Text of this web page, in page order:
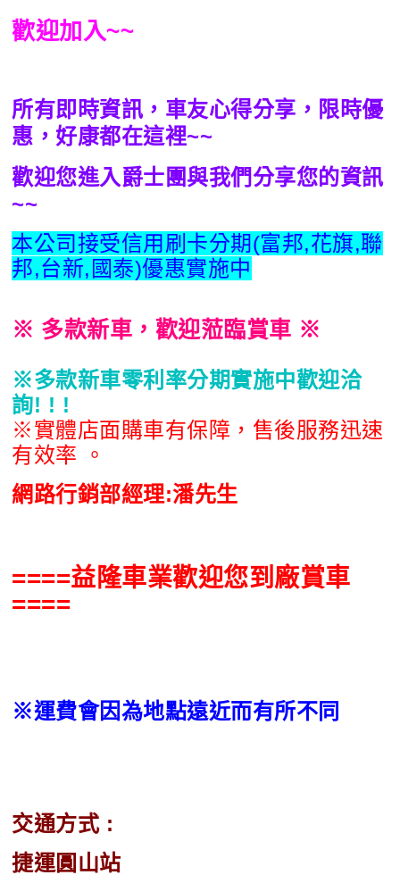
歡迎加入~~
所有即時資訊，車友心得分享，限時優
惠，好康都在這裡~~
歡迎您進入爵士團與我們分享您的資訊
~~
本公司接受信用刷卡分期(富邦,花旗,聯
邦,台新,國泰)優惠實施中
※ 多款新車，歡迎蒞臨賞車 ※
※多款新車零利率分期實施中歡迎洽
詢! ! !
※實體店面購車有保障，售後服務迅速
有效率 。
網路行銷部經理:潘先生
====益隆車業歡迎您到廠賞車
====
※運費會因為地點遠近而有所不同
交通方式 :
捷運圓山站